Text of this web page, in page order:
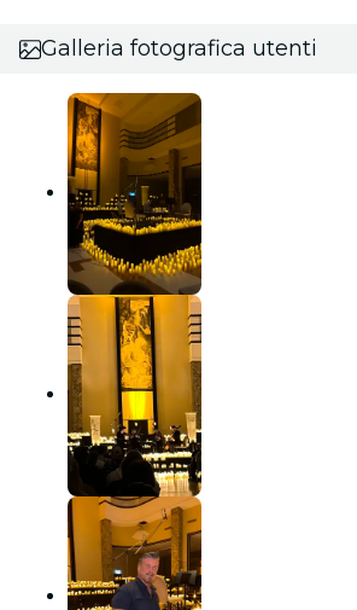
Galleria fotografica utenti